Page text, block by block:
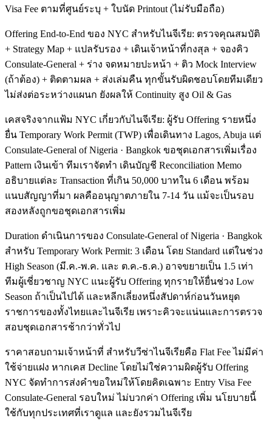
Visa Fee ตามที่ศูนย์ระบุ + ใบนัด Printout (ไม่รับมือถือ)
Offering End-to-End ของ NYC สำหรับไนจีเรีย: ตรวจคุณสมบัติ
+ Strategy Map + แปลรับรอง + เดินเจ้าหน้าที่กงสุล + จองคิว
Consulate-General + ร่าง จดหมายปะหน้า + ติว Mock Interview
(ถ้าต้อง) + ติดตามผล + ส่งเล่มคืน ทุกขั้นรับผิดชอบโดยทีมเดียว
ไม่ส่งต่อระหว่างแผนก ยังผลให้ Continuity สูง Oil & Gas
เคสจริงจากแฟ้ม NYC เกี่ยวกับไนจีเรีย: ผู้รับ Offering รายหนึ่ง
ยื่น Temporary Work Permit (TWP) เพื่อเดินทาง Lagos, Abuja แต่
Consulate-General of Nigeria · Bangkok ขอชุดเอกสารเพิ่มเรื่อง
Pattern เงินเข้า ทีมเราจัดทำ เดินบัญชี Reconciliation Memo
อธิบายแต่ละ Transaction ที่เกิน 50,000 บาทใน 6 เดือน พร้อม
แนบสัญญาที่มา ผลคืออนุญาตภายใน 7-14 วัน แม้จะเป็นรอบ
สองหลังถูกขอชุดเอกสารเพิ่ม
Duration ดำเนินการของ Consulate-General of Nigeria · Bangkok
สำหรับ Temporary Work Permit: 3 เดือน โดย Standard แต่ในช่วง
High Season (มี.ค.-พ.ค. และ ต.ค.-ธ.ค.) อาจขยายเป็น 1.5 เท่า
ทีมผู้เชี่ยวชาญ NYC แนะผู้รับ Offering ทุกรายให้ยื่นช่วง Low
Season ถ้าเป็นไปได้ และหลีกเลี่ยงหนึ่งสัปดาห์ก่อนวันหยุด
ราชการของทั้งไทยและไนจีเรีย เพราะคิวจะแน่นและการตรวจ
สอบชุดเอกสารช้ากว่าทั่วไป
ราคาสอบถามเจ้าหน้าที่ สำหรับวีซ่าไนจีเรียคือ Flat Fee ไม่มีค่า
ใช้จ่ายแฝง หากเคส Decline โดยไม่ใช่ความผิดผู้รับ Offering
NYC จัดทำการส่งคำขอใหม่ให้โดยคิดเฉพาะ Entry Visa Fee
Consulate-General รอบใหม่ ไม่บวกค่า Offering เพิ่ม นโยบายนี้
ใช้กับทุกประเทศที่เราดูแล และยังรวมไนจีเรีย